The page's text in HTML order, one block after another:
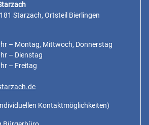
Starzach, Ortsteil Bierlingen
– Montag, Mittwoch, Donnerstag
– Dienstag
– Freitag
Kontaktmöglichkeiten)